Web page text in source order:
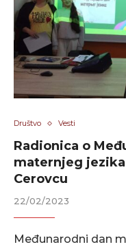
Društvo Vesti
Radionica o
maternjeg jezika
Cerovcu
22/02/2023
Međunarodni dan